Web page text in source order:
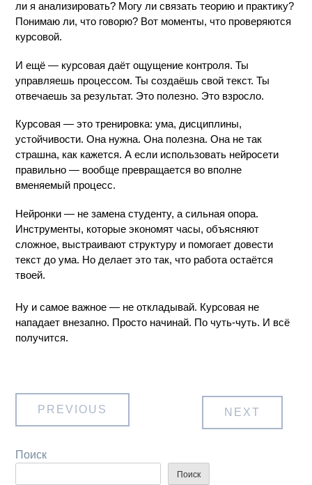
ли я анализировать? Могу ли связать теорию и практику?
Понимаю ли, что говорю? Вот моменты, что проверяются
курсовой.
И ещё — курсовая даёт ощущение контроля. Ты
управляешь процессом. Ты создаёшь свой текст. Ты
отвечаешь за результат. Это полезно. Это взросло.
Курсовая — это тренировка: ума, дисциплины,
устойчивости. Она нужна. Она полезна. Она не так
страшна, как кажется. А если использовать нейросети
правильно — вообще превращается во вполне
вменяемый процесс.
Нейронки — не замена студенту, а сильная опора.
Инструменты, которые экономят часы, объясняют
сложное, выстраивают структуру и помогает довести
текст до ума. Но делает это так, что работа остаётся
твоей.
Ну и самое важное — не откладывай. Курсовая не
нападает внезапно. Просто начинай. По чуть-чуть. И всё
получится.
Навигация
по
PREVIOUS NEXT
Поиск
Поиск